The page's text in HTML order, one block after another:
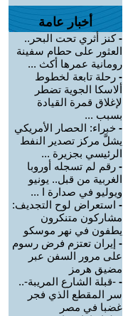
أخبار عامة
-كنز أثري تحت البحر..
العثور على حطام سفينة
رومانية عمرها أكث ...
- رحلة تابعة لخطوط
ألاسكا الجوية تضطر
لإغلاق قمرة القيادة
بسبب ...
- خبراء: الحصار الأمريكي
يشلَّ مركز تصدير النفط
الرئيسي بجزيرة ...
- رقم لم تسجله أوروبا
الغربية من قبل.. يونيو
ويوليو في صدارة ا ...
- استعراض لوح التجديف:
مشاركون متنكرون
يطفون في نهر موسكو
- إيران تعتزم فرض رسوم
على مرور السفن عبر
مضيق هرمز
- -قبلة الشارع المريبة-..
سر المقطع الذي فجر
غضبا في مصر